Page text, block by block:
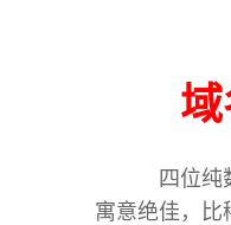
四位纯
寓意绝佳，比